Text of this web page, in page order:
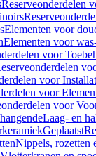
Reserveonderdelen
Elementen voor
Elementen voor
voor
voor
voor
voor
Laag- en
Geplaatst
Nippels, rozetten